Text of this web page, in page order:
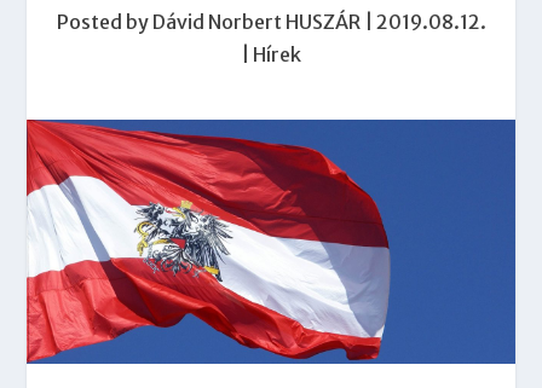
Posted by Dávid Norbert HUSZÁR| 2019.08.12.
Hírek